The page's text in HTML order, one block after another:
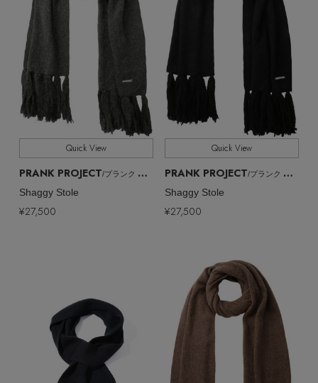
Quick View
PRANK PROJECT/プランク プロジェクト
Shaggy Stole
¥27,500
Quick View
PRANK PROJECT/プランク プロジェクト
Shaggy Stole
¥27,500